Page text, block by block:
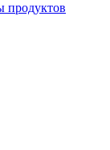
продуктов